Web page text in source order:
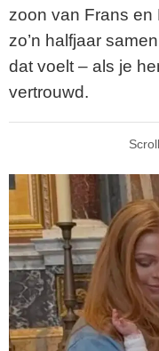
zoon van Frans en
zo’n halfjaar
dat voelt – als je
vertrouwd.